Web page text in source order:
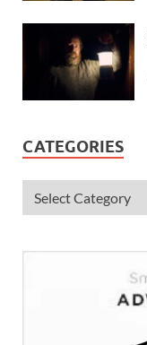
CATEGORIES